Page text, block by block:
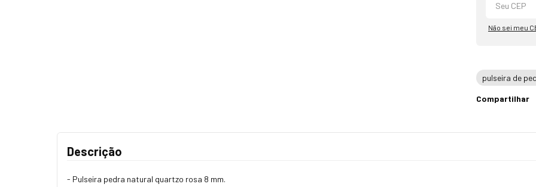
Não sei meu
pulseira de
Compartilhar
Descrição
- Pulseira pedra natural quartzo rosa 8 mm.